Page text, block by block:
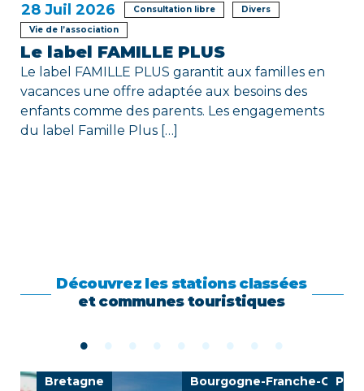
28 Juil 2026 Consultation libre
Divers
Vie de l’association
Le label FAMILLE PLUS
Le label FAMILLE PLUS garantit aux familles en
vacances une offre adaptée aux besoins des
enfants comme des parents. Les engagements
du label Famille Plus […]
Découvrez les stations classées
et communes touristiques
Bretagne Bourgogne-Franche-Comté